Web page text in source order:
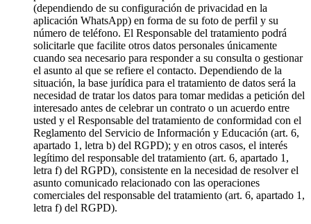
(dependiendo de su configuración de privacidad en la
aplicación WhatsApp) en forma de su foto de perfil y su
número de teléfono. El Responsable del tratamiento podrá
solicitarle que facilite otros datos personales únicamente
cuando sea necesario para responder a su consulta o gestionar
el asunto al que se refiere el contacto. Dependiendo de la
situación, la base jurídica para el tratamiento de datos será la
necesidad de tratar los datos para tomar medidas a petición del
interesado antes de celebrar un contrato o un acuerdo entre
usted y el Responsable del tratamiento de conformidad con el
Reglamento del Servicio de Información y Educación (art. 6,
apartado 1, letra b) del RGPD); y en otros casos, el interés
legítimo del responsable del tratamiento (art. 6, apartado 1,
letra f) del RGPD), consistente en la necesidad de resolver el
asunto comunicado relacionado con las operaciones
comerciales del responsable del tratamiento (art. 6, apartado 1,
letra f) del RGPD).